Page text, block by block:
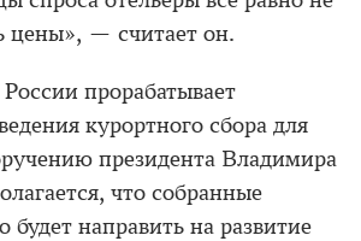
цены», — считает он.
прорабатывает
курортного сбора для
президента Владимира
что собранные
будет направить на развитие